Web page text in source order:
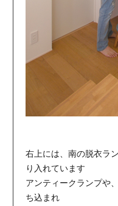
右上には、南の脱衣ラ
り入れています
アンティークランプや
ち込まれ